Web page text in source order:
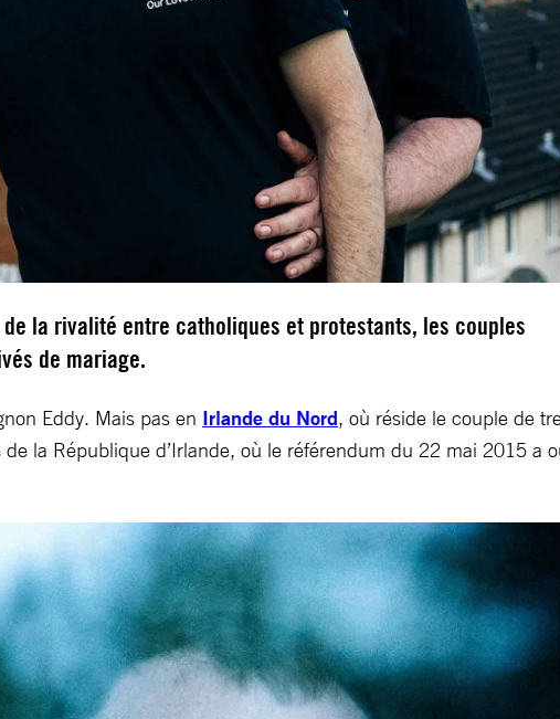
de la rivalité entre catholiques et protestants, les couples
de mariage.
Eddy. Mais pas en Irlande du Nord, où réside le couple de
la République d’Irlande, où le référendum du 22 mai 2015 a